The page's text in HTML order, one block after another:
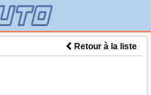
Retour à la liste